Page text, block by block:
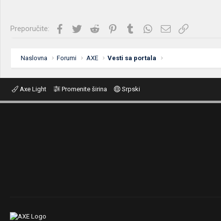
Preporučite: Facebook
Twitter Reddit PinterestTumblrWhatsApp
Imejl Link
Naslovna Forumi AXE Vesti sa portala
Axe Light Promenite širina Srpski